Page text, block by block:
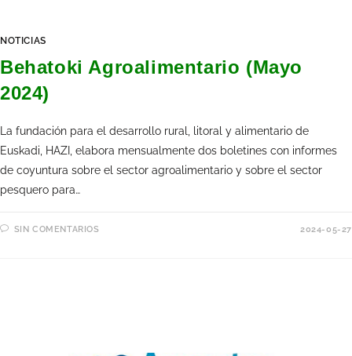
NOTICIAS
Behatoki Agroalimentario (Mayo
2024)
La fundación para el desarrollo rural, litoral y alimentario de
Euskadi, HAZI, elabora mensualmente dos boletines con informes
de coyuntura sobre el sector agroalimentario y sobre el sector
pesquero para…
SIN COMENTARIOS 2024-05-27